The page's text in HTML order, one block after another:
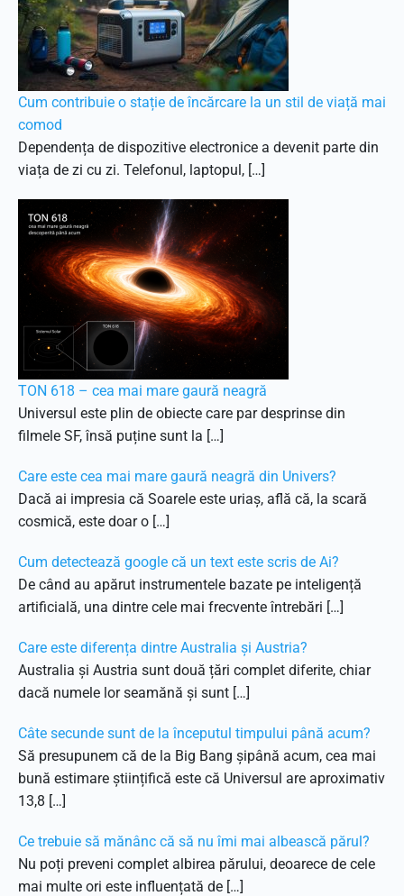
Cum contribuie o stație de încărcare la un stil de viață mai
comod
Dependența de dispozitive electronice a devenit parte din
viața de zi cu zi. Telefonul, laptopul, […]
TON 618 – cea mai mare gaură neagră
Universul este plin de obiecte care par desprinse din
filmele SF, însă puține sunt la […]
Care este cea mai mare gaură neagră din Univers?
Dacă ai impresia că Soarele este uriaș, află că, la scară
cosmică, este doar o […]
Cum detectează google că un text este scris de Ai?
De când au apărut instrumentele bazate pe inteligență
artificială, una dintre cele mai frecvente întrebări […]
Care este diferența dintre Australia și Austria?
Australia și Austria sunt două țări complet diferite, chiar
dacă numele lor seamănă și sunt […]
Câte secunde sunt de la începutul timpului până acum?
Să presupunem că de la Big Bang șipână acum, cea mai
bună estimare științifică este că Universul are aproximativ
13,8 […]
Ce trebuie să mănânc că să nu îmi mai albească părul?
Nu poți preveni complet albirea părului, deoarece de cele
mai multe ori este influențată de […]